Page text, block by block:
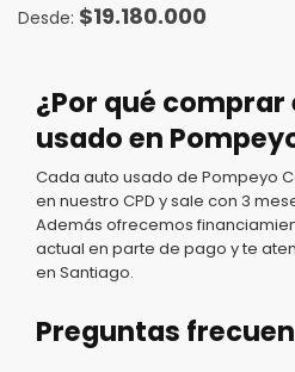
$19.180.000
¿Por qué
usado en
Cada auto usado de Pompeyo
en nuestro CPD y sale con 3
Además ofrecemos
actual en parte de pago y te
en Santiago.
Preguntas